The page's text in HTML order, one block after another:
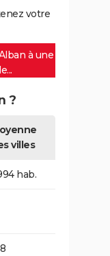
votre
à une
?
villes
hab.